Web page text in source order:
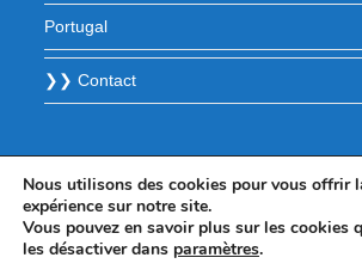
Portugal
❯❯ Contact
Nous utilisons des cookies pour vous offrir
expérience sur notre site.
Vous pouvez en savoir plus sur les cookies
les désactiver dans paramètres.